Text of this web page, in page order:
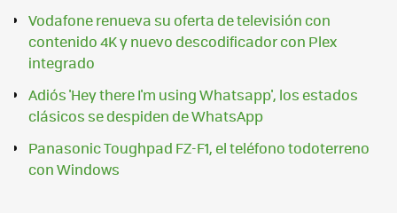
Vodafone renueva su oferta de televisión con
contenido 4K y nuevo descodificador con Plex
integrado
Adiós 'Hey there I'm using Whatsapp', los estados
clásicos se despiden de WhatsApp
Panasonic Toughpad FZ-F1, el teléfono todoterreno
con Windows